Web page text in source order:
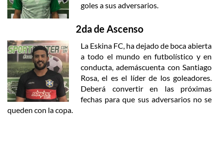
goles a sus adversarios.
2da de Ascenso
La Eskina FC, ha dejado de boca abierta
a todo el mundo en futbolístico y en
conducta, ademáscuenta con Santiago
Rosa, el es el líder de los goleadores.
Deberá convertir en las próximas
fechas para que sus adversarios no se
queden con la copa.